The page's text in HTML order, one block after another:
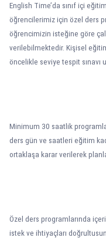
English Time’da sınıf içi
öğrencilerimiz için özel ders
öğrencimizin isteğine göre
verilebilmektedir. Kişisel
öncelikle seviye tespit sınavı
Minimum 30 saatlik
ders gün ve saatleri eğitim
ortaklaşa karar verilerek
Özel ders programlarında
istek ve ihtiyaçları